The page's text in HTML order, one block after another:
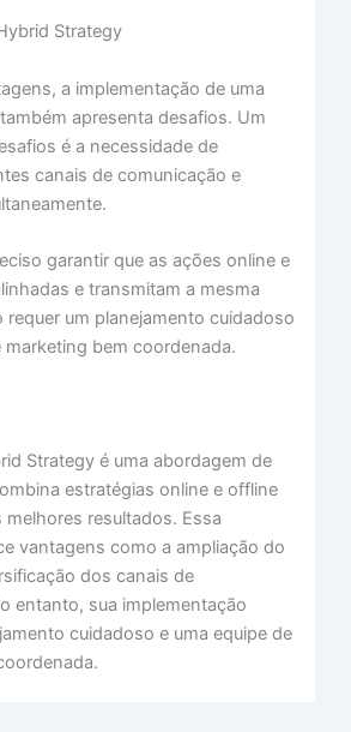
Strategy
a implementação de uma
apresenta desafios. Um
é a necessidade de
canais de comunicação e
garantir que as ações online e
e transmitam a mesma
requer um planejamento cuidadoso
marketing bem coordenada.
Strategy é uma abordagem de
estratégias online e offline
melhores resultados. Essa
vantagens como a ampliação do
dos canais de
entanto, sua implementação
cuidadoso e uma equipe de